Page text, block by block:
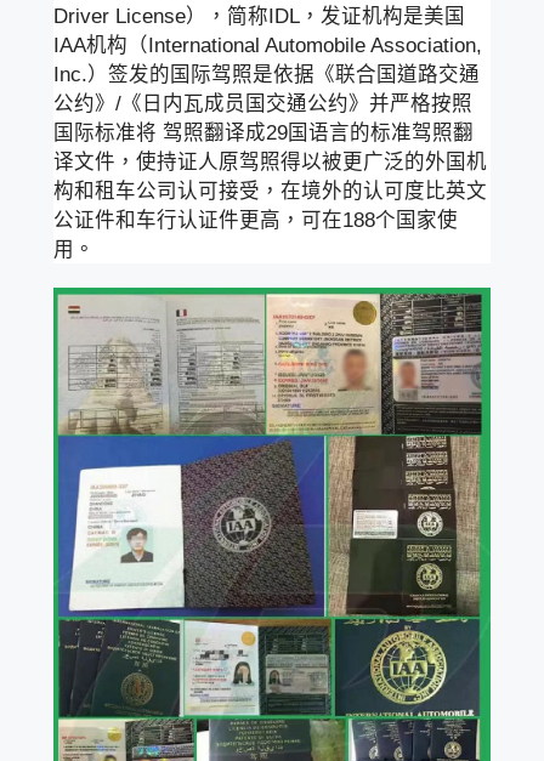
Driver License），简称IDL，发证机构是美国
IAA机构（International Automobile Association,
Inc.）签发的国际驾照是依据《联合国道路交通
公约》/《日内瓦成员国交通公约》并严格按照
国际标准将 驾照翻译成29国语言的标准驾照翻
译文件，使持证人原驾照得以被更广泛的外国机
构和租车公司认可接受，在境外的认可度比英文
公证件和车行认证件更高，可在188个国家使
用。